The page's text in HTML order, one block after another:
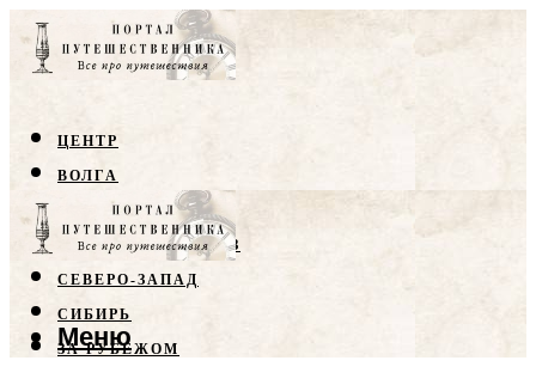
ЦЕНТР
ВОЛГА
КРЫМ
СЕВЕРНЫЙ КАВКАЗ
СЕВЕРО-ЗАПАД
СИБИРЬ
ЗА РУБЕЖОМ
Меню